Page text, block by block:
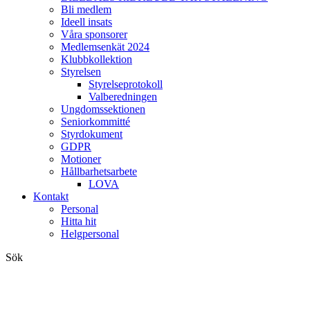
Bli medlem
Ideell insats
Våra sponsorer
Medlemsenkät 2024
Klubbkollektion
Styrelsen
Styrelseprotokoll
Valberedningen
Ungdomssektionen
Seniorkommitté
Styrdokument
GDPR
Motioner
Hållbarhetsarbete
LOVA
Kontakt
Personal
Hitta hit
Helgpersonal
Sök